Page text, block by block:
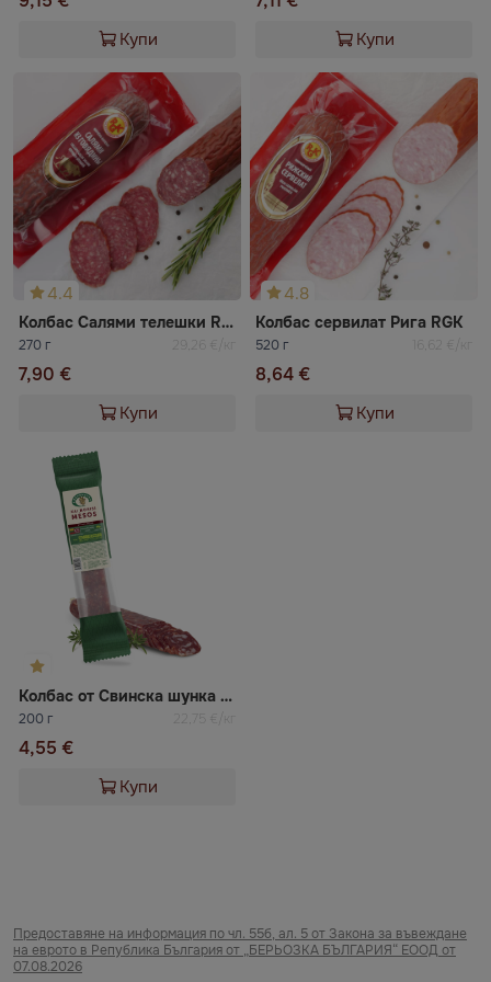
Купи Купи
4.4
Колбас Салями телешки RGK
270 г 29,26 €/кг
7,90 €
Купи
4.8
Колбас сервилат Рига RGK
520 г 16,62 €/кг
8,64 €
Купи
Колбас от Свинска шунка сушен Krekenavos
200 г 22,75 €/кг
4,55 €
Купи
Предоставяне на информация по чл. 55б, ал. 5 от Закона за въвеждане
на еврото в Република България от „БЕРЬОЗКА БЪЛГАРИЯ“ ЕООД от
07.08.2026